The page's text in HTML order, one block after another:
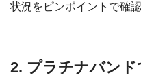
状況をピンポイントで確
2. プラチナバンド